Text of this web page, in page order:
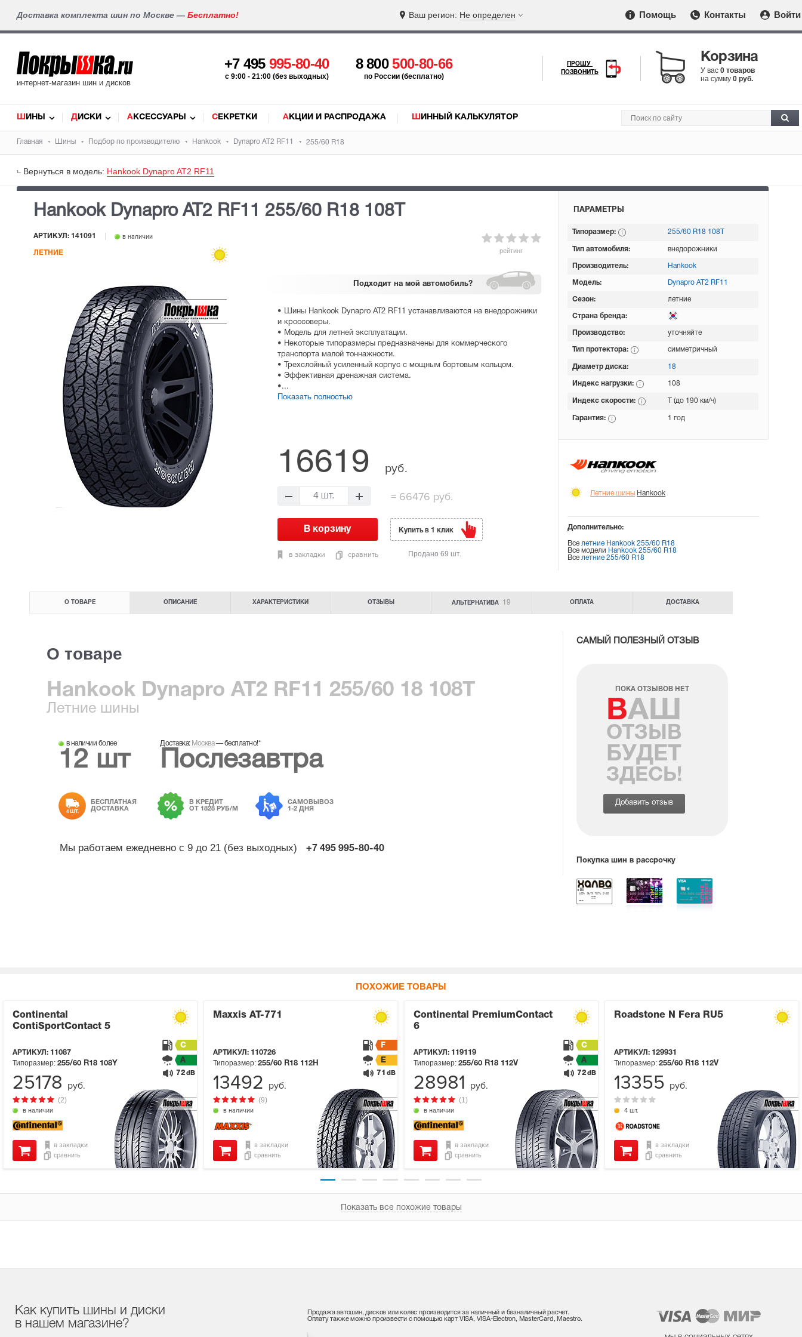
Доставка комплекта шин по Москве — Бесплатно! Ваш регион: Не определен Помощь Контакты Войти
интернет-магазин шин и дисков
+7 495 995-80-40
c 9:00 - 21:00 (без выходных)
8 800500-80-66
по России (бесплатно)
ПРОШУ
ПОЗВОНИТЬ
Корзина
У вас 0 товаров
на сумму 0 руб.
ШИНЫ ДИСКИ АКСЕССУАРЫ СЕКРЕТКИ АКЦИИ И РАСПРОДАЖА ШИННЫЙ КАЛЬКУЛЯТОР
Главная Шины Подбор по производителю Hankook Dynapro AT2 RF11 255/60 R18
Вернуться в модель: Hankook Dynapro AT2 RF11
Hankook Dynapro AT2 RF11 255/60 R18 108T
рейтинг
АРТИКУЛ: 141091 в наличии
ЛЕТНИЕ
Подходит на мой автомобиль?
• Шины Hankook Dynapro AT2 RF11 устанавливаются на внедорожники
и кроссоверы.
• Модель для летней эксплуатации.
• Некоторые типоразмеры предназначены для коммерческого
транспорта малой тоннажности.
• Трехслойный усиленный корпус с мощным бортовым кольцом.
• Эффективная дренажная система.
•...
Показать полностью
16619 руб.
4 шт. =66476 руб.
в закладки сравнить
Купить в 1 клик
Продано 69 шт.
ПАРАМЕТРЫ
Типоразмер: 255/60 R18 108T
Тип автомобиля: внедорожники
Производитель: Hankook
Модель: Dynapro AT2 RF11
Сезон: летние
Страна бренда:
Производство: уточняйте
Тип протектора: симметричный
Диаметр диска: 18
Индекс нагрузки: 108
Индекс скорости: T (до 190 км/ч)
Гарантия: 1 год
Летние шины Hankook
Дополнительно:
Все летние Hankook 255/60 R18
Все модели Hankook 255/60 R18
Все летние 255/60 R18
О ТОВАРЕ ОПИСАНИЕ ХАРАКТЕРИСТИКИ ОТЗЫВЫ АЛЬТЕРНАТИВА 19 ОПЛАТА ДОСТАВКА
О товаре
Hankook Dynapro AT2 RF11 255/60 18 108T
Летние шины
в наличии более
12 шт
Доставка: Москва—бесплатно!*
Послезавтра
4 ШТ.
БЕСПЛАТНАЯ
ДОСТАВКА
В КРЕДИТ
ОТ 1828 РУБ/М
САМОВЫВОЗ
1-2 ДНЯ
Мы работаем ежедневно с 9 до 21 (без выходных) +7 495 995-80-40
САМЫЙ ПОЛЕЗНЫЙ ОТЗЫВ
ПОКА ОТЗЫВОВ НЕТ
ВАШ
ОТЗЫВ
БУДЕТ
ЗДЕСЬ!
Добавить отзыв
Покупка шин в рассрочку
ПОХОЖИЕ ТОВАРЫ
Continental
ContiSportContact 5
АРТИКУЛ: 11087
в наличии
(2)
Типоразмер: 255/60 R18 108Y
C
A
72 dB
в закладки
сравнить
25178 руб.
Maxxis AT-771
АРТИКУЛ: 110726
в наличии
(9)
Типоразмер: 255/60 R18 112H
F
E
71 dB
в закладки
сравнить
13492 руб.
Continental PremiumContact
6
АРТИКУЛ: 119119
в наличии
(1)
Типоразмер: 255/60 R18 112V
C
A
72 dB
в закладки
сравнить
28981 руб.
Roadstone N Fera RU5
АРТИКУЛ: 129931
4 шт.
Типоразмер: 255/60 R18 112V
в закладки
сравнить
13355 руб.
Показать все похожие товары
Как купить шины и диски
в нашем магазине?
Продажа автошин, дисков или колес производится за наличный и безналичный расчет.
Оплату также можно произвести с помощью карт VISA, VISA-Electron, MasterCard, Maestro.